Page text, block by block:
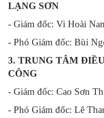
LẠNG SƠN
- Giám đốc: Vi Hoài
- Phó Giám đốc: Bùi
3. TRUNG TÂM
CÔNG
- Giám đốc: Cao Sơn
- Phó Giám đốc: Lê